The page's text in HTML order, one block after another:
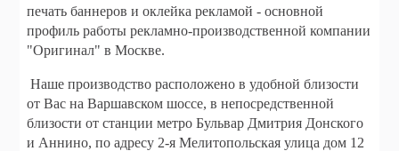
печать баннеров и оклейка рекламой - основной
профиль работы рекламно-производственной компании
"Оригинал" в Москве.
Наше производство расположено в удобной близости
от Вас на Варшавском шоссе, в непосредственной
близости от станции метро Бульвар Дмитрия Донского
и Аннино, по адресу 2-я Мелитопольская улица дом 12